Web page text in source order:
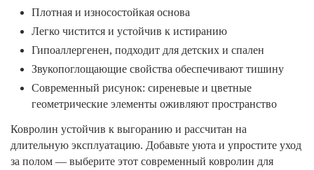
Плотная и износостойкая основа
Легко чистится и устойчив к истиранию
Гипоаллергенен, подходит для детских и спален
Звукопоглощающие свойства обеспечивают тишину
Современный рисунок: сиреневые и цветные
геометрические элементы оживляют пространство
Ковролин устойчив к выгоранию и рассчитан на
длительную эксплуатацию. Добавьте уюта и упростите уход
за полом — выберите этот современный ковролин для